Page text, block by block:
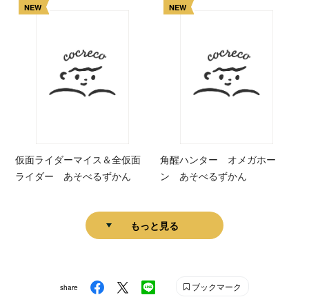
NEW
仮面ライダーマイス＆全仮面
ライダー あそべるずかん
NEW
角醒ハンター オメガホー
ン あそべるずかん
もっと見る
share ブックマーク